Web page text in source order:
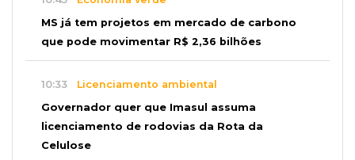
MS já tem projetos em mercado de carbono
que pode movimentar R$ 2,36 bilhões
10:33 Licenciamento ambiental
Governador quer que Imasul assuma
licenciamento de rodovias da Rota da
Celulose